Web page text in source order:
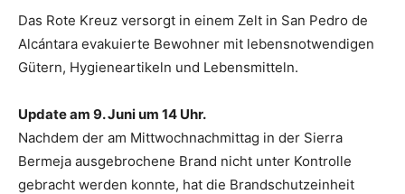
Das Rote Kreuz versorgt in einem Zelt in San Pedro de
Alcántara evakuierte Bewohner mit lebensnotwendigen
Gütern, Hygieneartikeln und Lebensmitteln.
Update am 9. Juni um 14 Uhr.
Nachdem der am Mittwochnachmittag in der Sierra
Bermeja ausgebrochene Brand nicht unter Kontrolle
gebracht werden konnte, hat die Brandschutzeinheit